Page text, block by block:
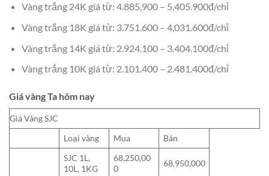
Vàng trắng 24K giá từ: 4.885,900 – 5,405.900đ/chỉ
Vàng trắng 18K giá từ: 3.751.600 – 4,031.600đ/chỉ
Vàng trắng 14K giá từ: 2.924.100 – 3.404.100đ/chỉ
Vàng trắng 10K giá từ: 2.101.400 – 2.481.400đ/chỉ
Giá vàng Ta hôm nay
Giá Vàng SJC
Loại vàng
Mua
Bán
SJC 1L,
10L, 1KG
68,250,00
0
68,950,000